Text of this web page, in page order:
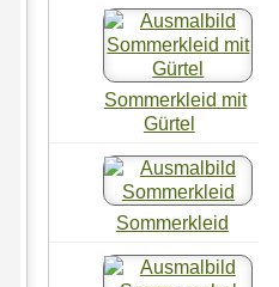
Sommerkleid mit
Gürtel
Sommerkleid